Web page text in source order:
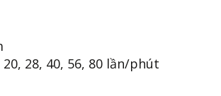
28, 40, 56, 80 lần/phút